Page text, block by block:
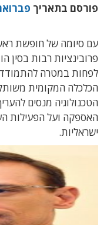
פורסם בתאריך פברואר 4,
פרובינציות רבות
לפחות במטרה להתמודד
הכלכלה המקומית
הטכנולוגיה מנסים
האספקה ועל הפעילות
ישראליות.